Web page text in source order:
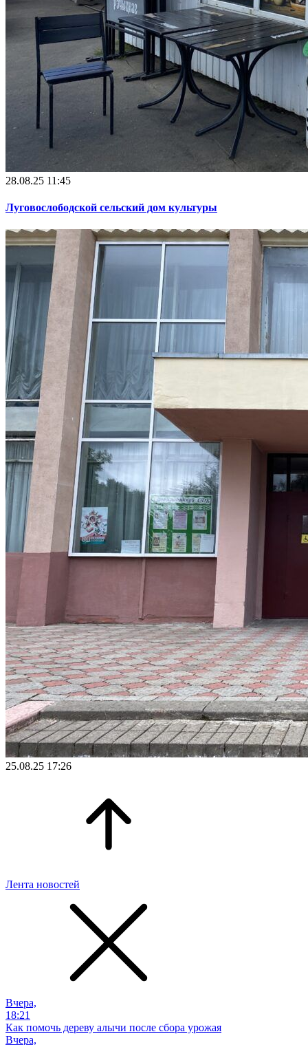
28.08.25 11:45
Луговослободской сельский дом культуры
25.08.25 17:26
Лента новостей
Вчера,
18:21
Как помочь дереву алычи после сбора урожая
Вчера,